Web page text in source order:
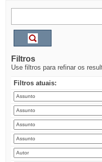
Filtros
Use filtros para refinar os
Filtros atuais: